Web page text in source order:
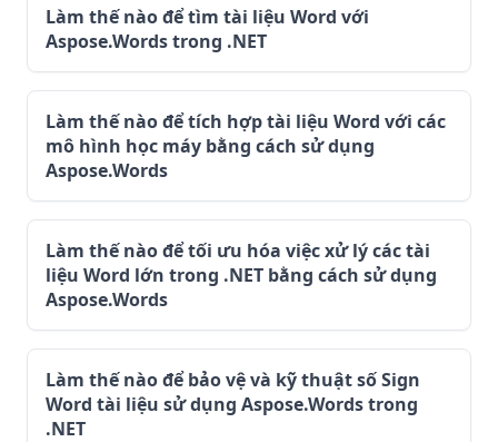
Làm thế nào để tìm tài liệu Word với
Aspose.Words trong .NET
Làm thế nào để tích hợp tài liệu Word với các
mô hình học máy bằng cách sử dụng
Aspose.Words
Làm thế nào để tối ưu hóa việc xử lý các tài
liệu Word lớn trong .NET bằng cách sử dụng
Aspose.Words
Làm thế nào để bảo vệ và kỹ thuật số Sign
Word tài liệu sử dụng Aspose.Words trong
.NET